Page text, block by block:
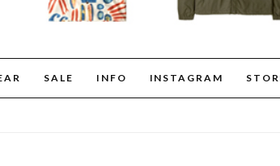
SALE INFO INSTAGRAM